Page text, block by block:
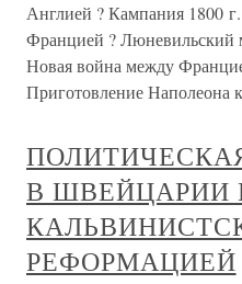
Англией ? Кампания 1800
Францией ? Люневильский
Новая война между
Приготовление Наполеона
В ШВЕЙЦАРИИ
РЕФОРМАЦИЕЙ